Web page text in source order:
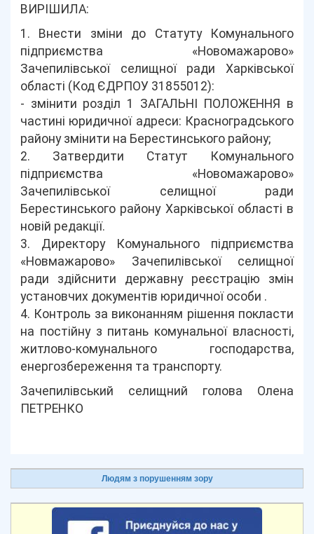
ВИРІШИЛА:
1. Внести зміни до Статуту Комунального
підприємства «Новомажарово»
Зачепилівської селищної ради Харківської
області (Код ЄДРПОУ 31855012):
- змінити розділ 1 ЗАГАЛЬНІ ПОЛОЖЕННЯ в
частині юридичної адреси: Красноградського
району змінити на Берестинського району;
2. Затвердити Статут Комунального
підприємства «Новомажарово»
Зачепилівської селищної ради
Берестинського району Харківської області в
новій редакції.
3. Директору Комунального підприємства
«Новмажарово» Зачепилівської селищної
ради здійснити державну реєстрацію змін
установчих документів юридичної особи .
4. Контроль за виконанням рішення покласти
на постійну з питань комунальної власності,
житлово-комунального господарства,
енергозбереження та транспорту.
Зачепилівський селищний голова Олена
ПЕТРЕНКО
Людям з порушенням зору